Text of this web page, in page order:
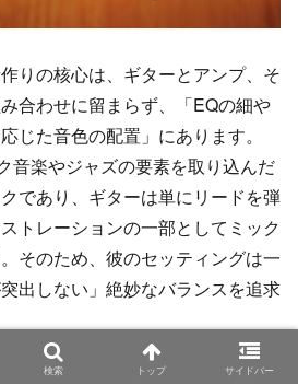
りの核心は、ギターとアンプ、そ
合わせに留まらず、「EQの細や
じた音色の配置」にあります。
音楽やジャズの要素を取り込んだ
であり、ギターは単にリードを弾
トレーションの一部としてミック
そのため、彼のセッティングは一
出しない」絶妙なバランスを追求
検索 トップ サイドバー